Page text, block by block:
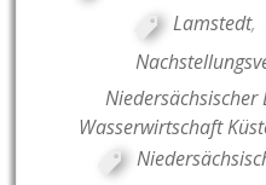
Lamstedt,
Wasserwirtschaft